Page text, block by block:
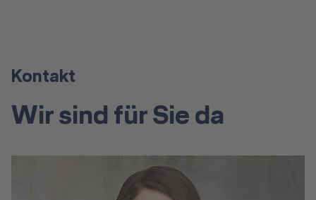
Kontakt
Wir sind für Sie da